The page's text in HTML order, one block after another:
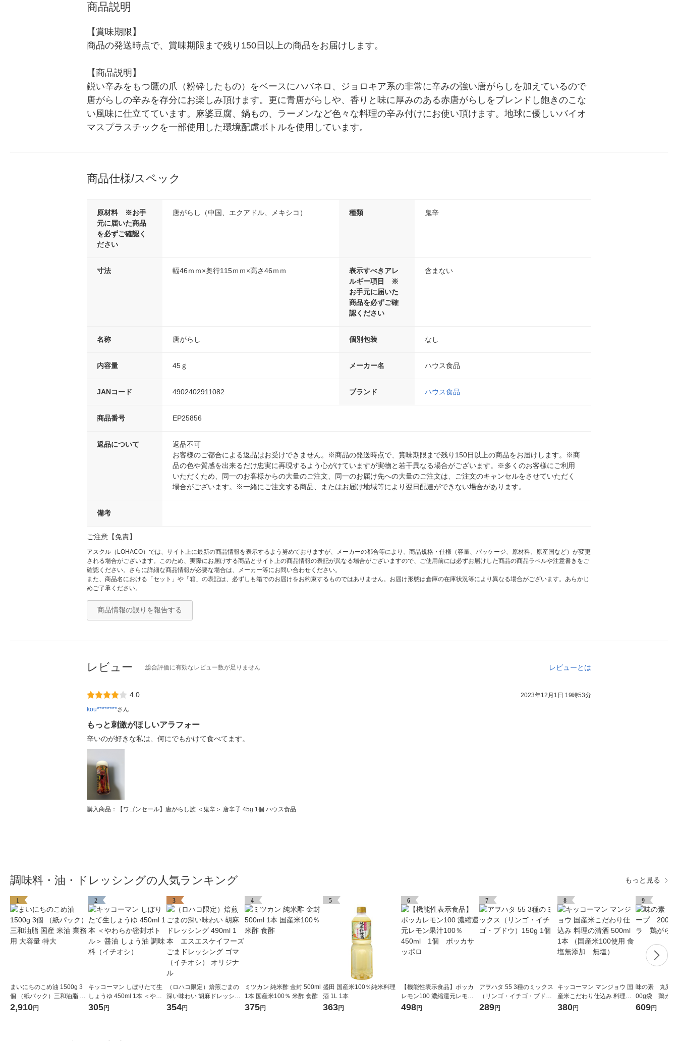
商品説明
【賞味期限】
商品の発送時点で、賞味期限まで残り150日以上の商品をお届けします。
【商品説明】
鋭い辛みをもつ鷹の爪（粉砕したもの）をベースにハバネロ、ジョロキア系の非常に辛みの強い唐がらしを加えているので
唐がらしの辛みを存分にお楽しみ頂けます。更に青唐がらしや、香りと味に厚みのある赤唐がらしをブレンドし飽きのこな
い風味に仕立てています。麻婆豆腐、鍋もの、ラーメンなど色々な料理の辛み付けにお使い頂けます。地球に優しいバイオ
マスプラスチックを一部使用した環境配慮ボトルを使用しています。
商品仕様/スペック
原材料 ※お手
元に届いた商品
を必ずご確認く
ださい
唐がらし（中国、エクアドル、メキシコ） 種類 鬼辛
寸法 幅46ｍｍ×奥行115ｍｍ×高さ46ｍｍ
表示すべきアレ
ルギー項目 ※
お手元に届いた
商品を必ずご確
認ください
含まない
名称 唐がらし 個別包装 なし
内容量 45ｇ メーカー名 ハウス食品
JANコード 4902402911082 ブランド ハウス食品
商品番号 EP25856
返品について
返品不可
お客様のご都合による返品はお受けできません。※商品の発送時点で、賞味期限まで残り150日以上の商品をお届けします。※商
品の色や質感を出来るだけ忠実に再現するよう心がけていますが実物と若干異なる場合がございます。※多くのお客様にご利用
いただくため、同一のお客様からの大量のご注文、同一のお届け先への大量のご注文は、ご注文のキャンセルをさせていただく
場合がございます。※一緒にご注文する商品、またはお届け地域等により翌日配達ができない場合があります。
備考
ご注意【免責】
アスクル（LOHACO）では、サイト上に最新の商品情報を表示するよう努めておりますが、メーカーの都合等により、商品規格・仕様（容量、パッケージ、原材料、原産国など）が変更
される場合がございます。このため、実際にお届けする商品とサイト上の商品情報の表記が異なる場合がございますので、ご使用前には必ずお届けした商品の商品ラベルや注意書きをご
確認ください。さらに詳細な商品情報が必要な場合は、メーカー等にお問い合わせください。
また、商品名における「セット」や「箱」の表記は、必ずしも箱でのお届けをお約束するものではありません。お届け形態は倉庫の在庫状況等により異なる場合がございます。あらかじ
めご了承ください。
商品情報の誤りを報告する
レビュー 総合評価に有効なレビュー数が足りません レビューとは
4.0
2023年12月1日 19時53分
kou********さん
もっと刺激がほしいアラフォー
辛いのが好きな私は、何にでもかけて食べてます。
購入商品：【ワゴンセール】唐がらし族 ＜鬼辛＞ 唐辛子 45g 1個 ハウス食品
調味料・油・ドレッシングの人気ランキング もっと見る
1
まいにちのこめ油 1500g 3
個 （紙パック）三和油脂 国
産 米油 業務用 大容量 特大
2,910円
2
キッコーマン しぼりたて生
しょうゆ 450ml 1本 ＜やわ
らか密封ボトル＞ 醤油 しょ
305円
3
（ロハコ限定）焙煎ごまの
深い味わい 胡麻ドレッシン
グ 490ml 1本 エスエスケイ
354円
4
ミツカン 純米酢 金封 500ml
1本 国産米100％ 米酢 食酢
375円
5
盛田 国産米100％純米料理
酒 1L 1本
363円
6
【機能性表示食品】ポッカ
レモン100 濃縮還元レモン
果汁100％ 450ml 1個 ポ
498円
7
アヲハタ 55 3種のミックス
（リンゴ・イチゴ・ブド
ウ）150g 1個
289円
8
キッコーマン マンジョウ 国
産米こだわり仕込み 料理の
清酒 500ml 1本 （国産米100
380円
9
味の素 丸鶏
00g袋 鶏ガ
プの素
609円